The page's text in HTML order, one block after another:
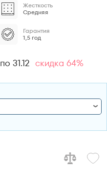
Жесткость
Средняя
Гарантия
1,5 год
по 31.12 скидка 64%